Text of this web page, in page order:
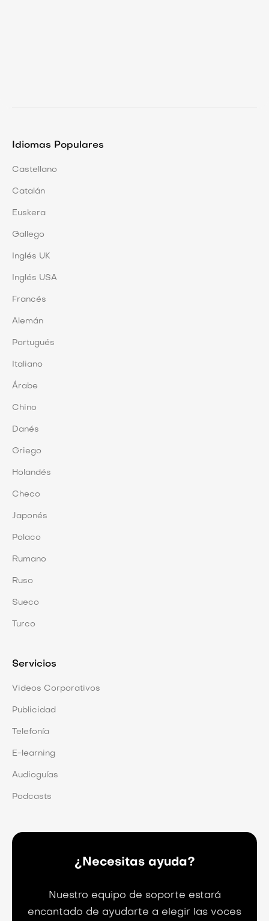
Idiomas Populares
Castellano
Catalán
Euskera
Gallego
Inglés UK
Inglés USA
Francés
Alemán
Portugués
Italiano
Árabe
Chino
Danés
Griego
Holandés
Checo
Japonés
Polaco
Rumano
Ruso
Sueco
Turco
Servicios
Videos Corporativos
Publicidad
Telefonía
E-learning
Audioguías
Podcasts
¿Necesitas ayuda?
Nuestro equipo de soporte estará
encantado de ayudarte a elegir las voces